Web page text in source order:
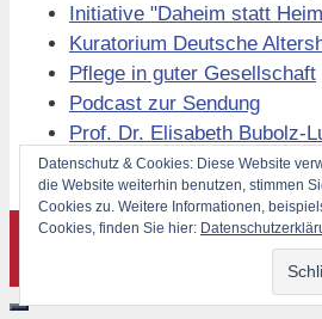
Initiative "Daheim statt
Kuratorium Deutsche
Pflege in guter Gesellschaft
Podcast zur Sendung
Prof. Dr. Elisabeth Bubolz-
Volkssolidarität Berlin
Forschungsinstitut Geragogik
Datenschutz & Cookies: Diese Website
die Website weiterhin benutzen, stimmen
Cookies zu. Weitere Informationen,
Cookies, finden Sie hier: